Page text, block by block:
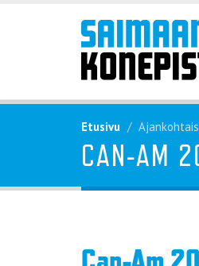
Etusivu
CAN-AM